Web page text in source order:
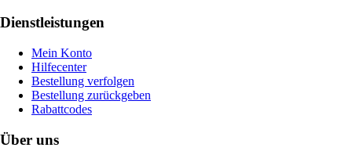
Dienstleistungen
Mein Konto
Hilfecenter
Bestellung verfolgen
Bestellung zurückgeben
Rabattcodes
Über uns